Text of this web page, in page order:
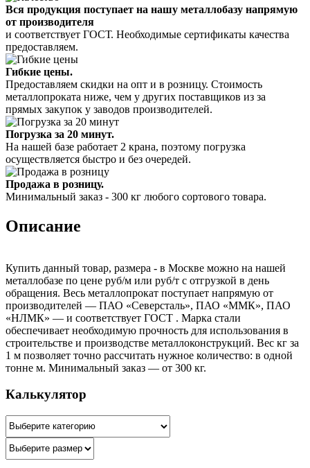
Вся продукция поступает на нашу металлобазу напрямую
от производителя
и соответствует ГОСТ. Необходимые сертификаты качества
предоставляем.
Гибкие цены.
Предоставляем скидки на опт и в розницу. Стоимость
металлопроката ниже, чем у других поставщиков из за
прямых закупок у заводов производителей.
Погрузка за 20 минут.
На нашей базе работает 2 крана, поэтому погрузка
осуществляется быстро и без очередей.
Продажа в розницу.
Минимальный заказ - 300 кг любого сортового товара.
Описание
Купить данный товар, размера - в Москве можно на нашей
металлобазе по цене руб/м или руб/т с отгрузкой в день
обращения. Весь металлопрокат поступает напрямую от
производителей — ПАО «Северсталь», ПАО «ММК», ПАО
«НЛМК» — и соответствует ГОСТ . Марка стали
обеспечивает необходимую прочность для использования в
строительстве и производстве металлоконструкций. Вес кг за
1 м позволяет точно рассчитать нужное количество: в одной
тонне м. Минимальный заказ — от 300 кг.
Калькулятор